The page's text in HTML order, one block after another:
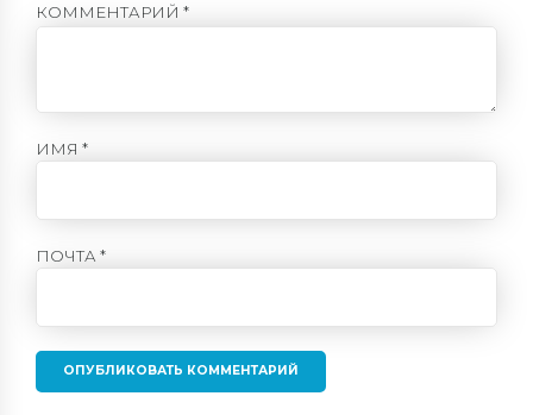
КОММЕНТАРИЙ *
ИМЯ *
ПОЧТА *
ОПУБЛИКОВАТЬ КОММЕНТАРИЙ